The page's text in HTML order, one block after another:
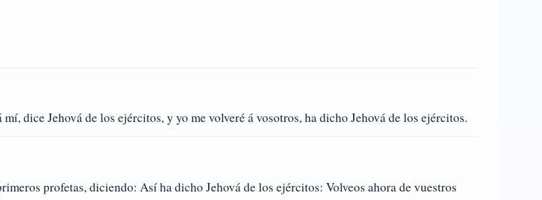
dice Jehová de los ejércitos, y yo me volveré á vosotros, ha dicho Jehová de los ejércitos.
profetas, diciendo: Así ha dicho Jehová de los ejércitos: Volveos ahora de vuestros